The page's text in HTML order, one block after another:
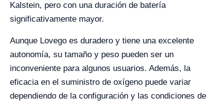
Kalstein, pero con una duración de batería
significativamente mayor.
Aunque Lovego es duradero y tiene una excelente
autonomía, su tamaño y peso pueden ser un
inconveniente para algunos usuarios. Además, la
eficacia en el suministro de oxígeno puede variar
dependiendo de la configuración y las condiciones de